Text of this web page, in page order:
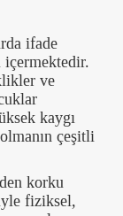
ifade
içermektedir.
ve
kaygı
çeşitli
korku
fiziksel,